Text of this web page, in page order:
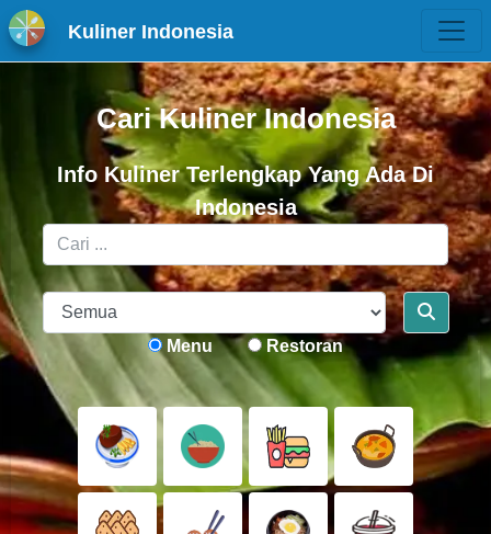
Kuliner Indonesia
Cari Kuliner Indonesia
Info Kuliner Terlengkap Yang Ada Di
Indonesia
Menu Restoran